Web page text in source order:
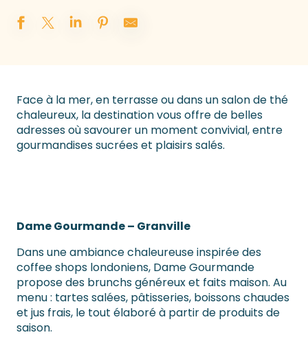
Face à la mer, en terrasse ou dans un salon de thé
chaleureux, la destination vous offre de belles
adresses où savourer un moment convivial, entre
gourmandises sucrées et plaisirs salés.
Dame Gourmande – Granville
Dans une ambiance chaleureuse inspirée des
coffee shops londoniens, Dame Gourmande
propose des brunchs généreux et faits maison. Au
menu : tartes salées, pâtisseries, boissons chaudes
et jus frais, le tout élaboré à partir de produits de
saison.